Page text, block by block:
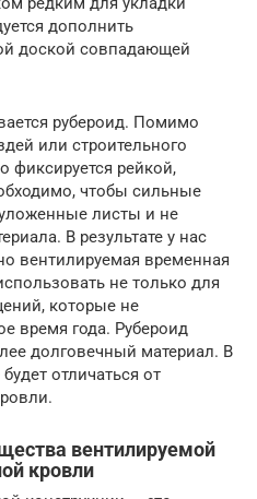
дополнить
доской совпадающей
рубероид. Помимо
или строительного
фиксируется рейкой,
чтобы сильные
листы и не
В результате у нас
вентилируемая временная
не только для
которые не
время года. Рубероид
долговечный материал. В
отличаться от
вентилируемой
кровли